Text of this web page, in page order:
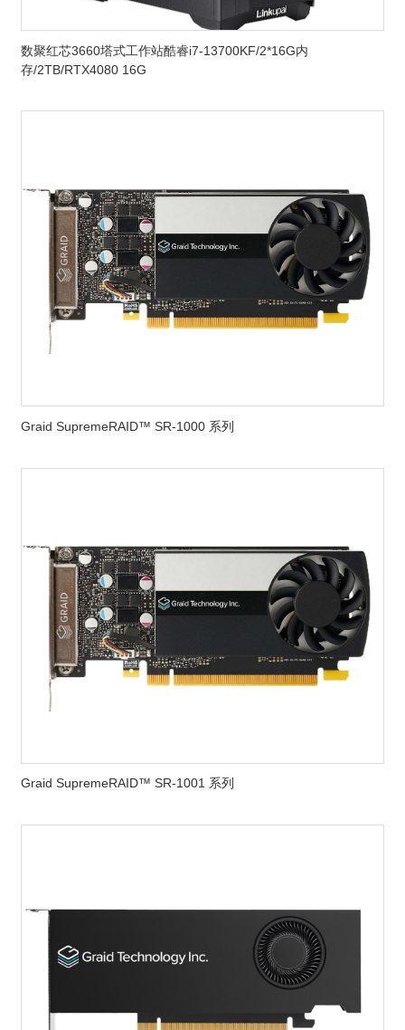
数聚红芯3660塔式工作站酷睿i7-13700KF/2*16G内
存/2TB/RTX4080 16G
Graid SupremeRAID™ SR-1000 系列
Graid SupremeRAID™ SR-1001 系列